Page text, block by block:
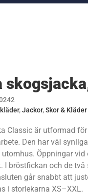
,Jackor,Skor & Kläder
Classic är utformad
Den har väl
Öppningar
I bröstfickan och de
går snabbt att
i storlekarna XS–XXL.